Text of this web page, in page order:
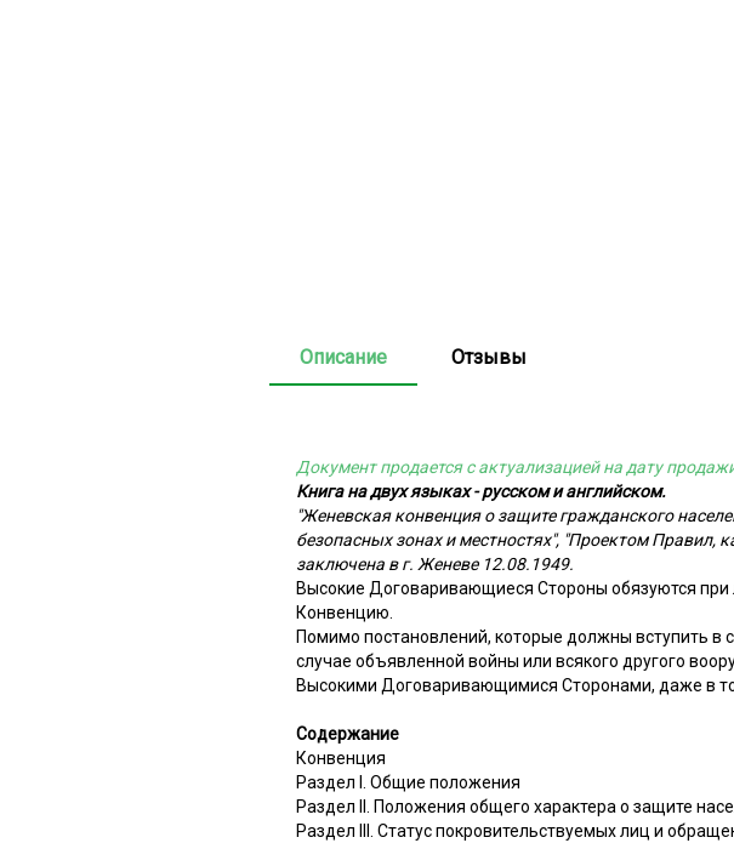
Описание Отзывы
Документ продается с актуализацией на дату
Книга на двух языках - русском и английском.
"Женевская конвенция о защите гражданского
безопасных зонах и местностях", "Проектом
заключена в г. Женеве 12.08.1949.
Высокие Договаривающиеся Стороны обязуются
Конвенцию.
Помимо постановлений, которые должны вступить
случае объявленной войны или всякого другого
Высокими Договаривающимися Сторонами, даже в
Содержание
Конвенция
Раздел I. Общие положения
Раздел II. Положения общего характера о защите
Раздел III. Статус покровительствуемых лиц и